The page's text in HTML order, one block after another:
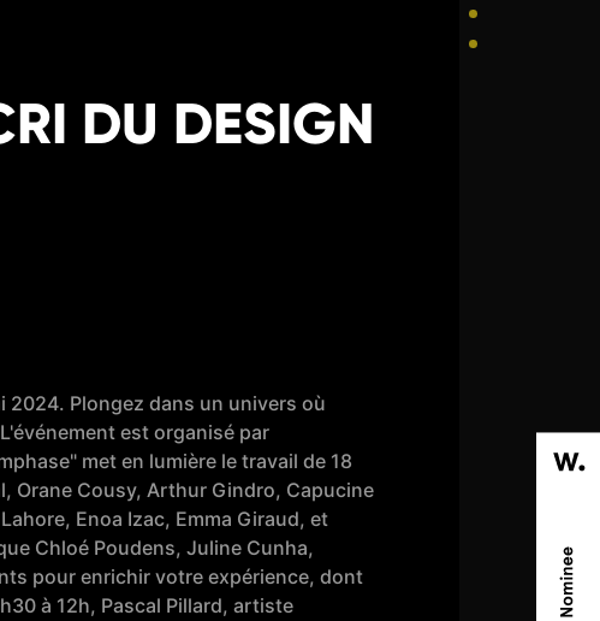
DU DESIGN
2024. Plongez dans un univers où
est organisé par
met en lumière le travail de 18
Orane Cousy, Arthur Gindro, Capucine
Enoa Izac, Emma Giraud, et
Chloé Poudens, Juline Cunha,
pour enrichir votre expérience, dont
à 12h, Pascal Pillard, artiste